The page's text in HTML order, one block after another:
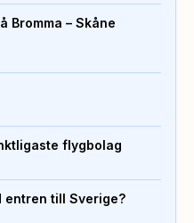
Bromma – Skåne
flygbolag
entren till Sverige?